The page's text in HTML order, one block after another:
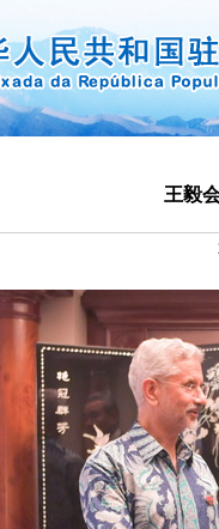
王毅